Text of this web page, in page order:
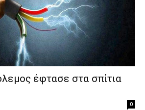
έφτασε στα σπίτια
0